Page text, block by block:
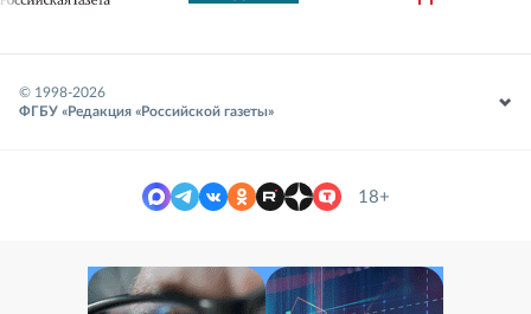
© 1998-2026
ФГБУ «Редакция «Российской газеты»
18+